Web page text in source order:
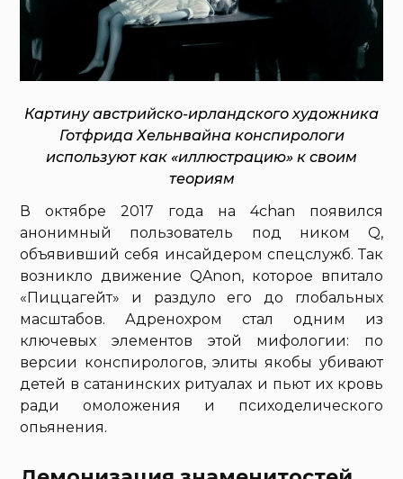
Картину австрийско-ирландского художника
Готфрида Хельнвайна конспирологи
используют как «иллюстрацию» к своим
теориям
В октябре 2017 года на 4chan появился
анонимный пользователь под ником Q,
объявивший себя инсайдером спецслужб. Так
возникло движение QAnon, которое впитало
«Пиццагейт» и раздуло его до глобальных
масштабов. Адренохром стал одним из
ключевых элементов этой мифологии: по
версии конспирологов, элиты якобы убивают
детей в сатанинских ритуалах и пьют их кровь
ради омоложения и психоделического
опьянения.